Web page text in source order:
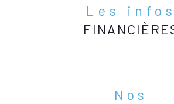
Retrouvez l'ensemble de
à vendre sur notre site
Les infos
Nos